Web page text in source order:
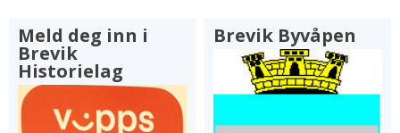
Meld deg inn i
Brevik
Historielag
Brevik Byvåpen